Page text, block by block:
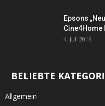
Epsons
Cine4Home
4. Juli 2016
BELIEBTE
Allgemein